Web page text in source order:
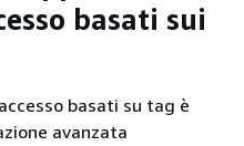
basati sui
basati su tag è
avanzata